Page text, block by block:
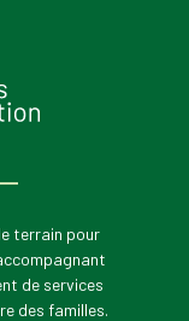
terrain pour
de services
des familles.